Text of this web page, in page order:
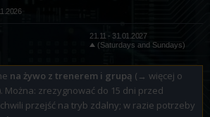
21.11 - 31.01.2027
(Saturdays and Sundays)
na żywo z trenerem i grupą ( → więcej o
Można: zrezygnować do 15 dni przed
przejść na tryb zdalny; w razie potrzeby